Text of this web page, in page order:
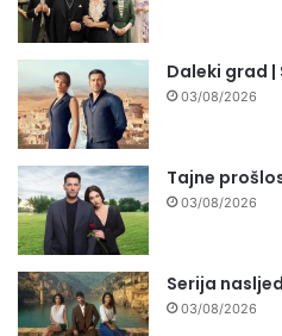
Daleki grad |
03/08/2026
Tajne
03/08/2026
Serija
03/08/2026